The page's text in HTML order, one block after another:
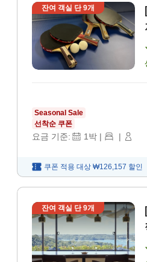
잔여 객실 단9개
Seasonal Sale
선착순 쿠폰
요금 기준: 1 박 | |
쿠폰 적용 대상 ₩126,157 할인
잔여 객실 단9개